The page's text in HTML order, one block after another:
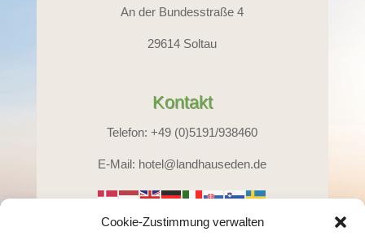
Cookie-Zustimmung verwalten
An der Bundesstraße 4
29614 Soltau
Kontakt
Telefon: +49 (0)5191/938460
E-Mail: hotel@landhauseden.de